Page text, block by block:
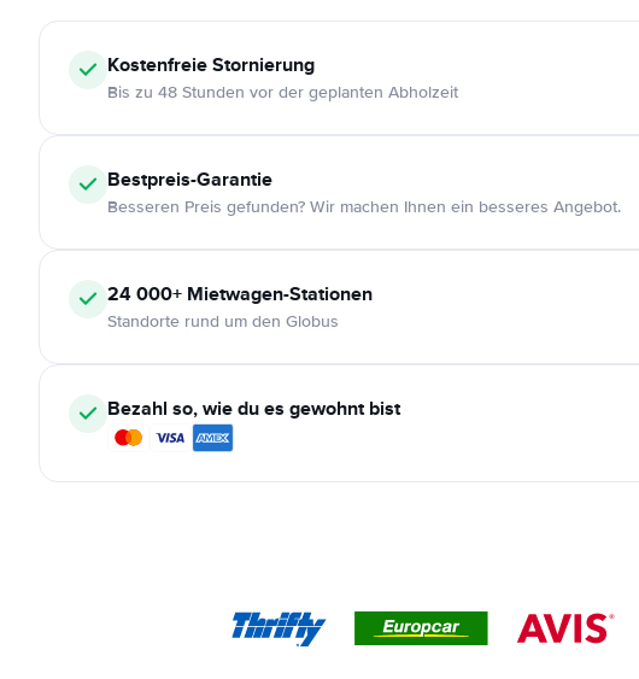
KostenfreieStornierung
Bis zu 48 Stunden vor der geplanten Abholzeit
Bestpreis-Garantie
Besseren Preis gefunden? Wir machen Ihnen ein besseres Angebot.
24 000+ Mietwagen-Stationen
Standorte rund um den Globus
Bezahl so, wie du es gewohnt bist